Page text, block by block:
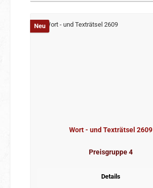
Neu
Wort - und Texträtsel 2609
Preisgruppe 4
Details